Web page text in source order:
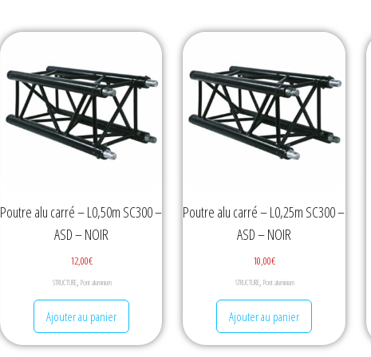
Poutre alu carré – L0,50m SC300 –
ASD – NOIR
12,00€
STRUCTURE, Pont aluminium
Ajouter au panier
Poutre alu carré – L0,25m SC300 –
ASD – NOIR
10,00€
STRUCTURE, Pont aluminium
Ajouter au panier